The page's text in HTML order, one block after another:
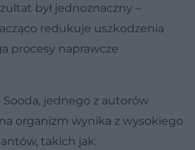
był jednoznaczny –
redukuje uszkodzenia
procesy naprawcze
jednego z autorów
organizm wynika z wysokiego
takich jak: